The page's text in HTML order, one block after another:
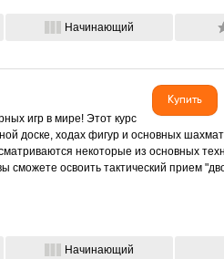
Начинающий
Купить
игр в мире! Этот курс
доске, ходах фигур и основных
некоторые из основных
освоить тактический прием
Начинающий